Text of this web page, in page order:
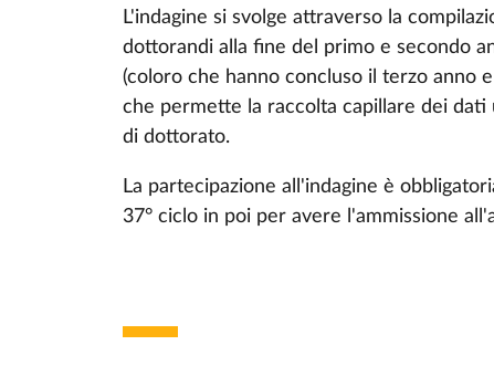
L'indagine si svolge attraverso la
dottorandi alla fine del primo e secondo
(coloro che hanno concluso il terzo anno
che permette la raccolta capillare dei
di dottorato.
La partecipazione all'indagine è
37° ciclo in poi per avere l'ammissione